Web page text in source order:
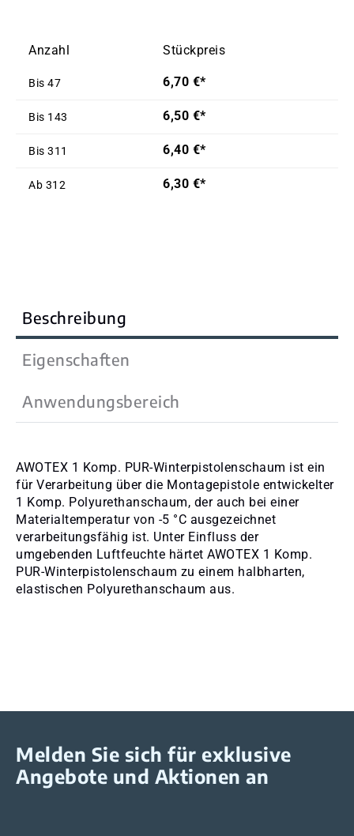
Anzahl Stückpreis
Bis 47 6,70 €*
Bis 143 6,50 €*
Bis 311 6,40 €*
Ab 312 6,30 €*
Beschreibung
Eigenschaften
Anwendungsbereich
AWOTEX 1 Komp. PUR-Winterpistolenschaum ist ein
für Verarbeitung über die Montagepistole entwickelter
1 Komp. Polyurethanschaum, der auch bei einer
Materialtemperatur von -5 °C ausgezeichnet
verarbeitungsfähig ist. Unter Einfluss der
umgebenden Luftfeuchte härtet AWOTEX 1 Komp.
PUR-Winterpistolenschaum zu einem halbharten,
elastischen Polyurethanschaum aus.
Melden Sie sich für exklusive
Angebote und Aktionen an